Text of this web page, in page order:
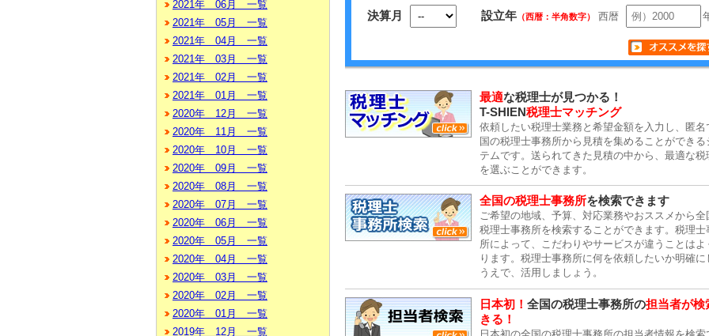
2021年 06月 一覧
2021年 05月 一覧
2021年 04月 一覧
2021年 03月 一覧
2021年 02月 一覧
2021年 01月 一覧
2020年 12月 一覧
2020年 11月 一覧
2020年 10月 一覧
2020年 09月 一覧
2020年 08月 一覧
2020年 07月 一覧
2020年 06月 一覧
2020年 05月 一覧
2020年 04月 一覧
2020年 03月 一覧
2020年 02月 一覧
2020年 01月 一覧
2019年 12月 一覧
決算月 設立年 （西暦：半角数字） 西暦
最適な税理士が見つかる！
T-SHIEN税理士マッチング
依頼したい税理士業務と希望金額を入力し、匿名
国の税理士事務所から見積を集めることができる
テムです。送られてきた見積の中から、最適な税
を選ぶことができます。
全国の税理士事務所を検索できます
ご希望の地域、予算、対応業務やおススメから全
税理士事務所を検索することができます。税理士
所によって、こだわりやサービスが違うことはよ
ります。税理士事務所に何を依頼したいか明確に
うえで、活用しましょう。
日本初！ 全国の税理士事務所の担当者が検
きる！